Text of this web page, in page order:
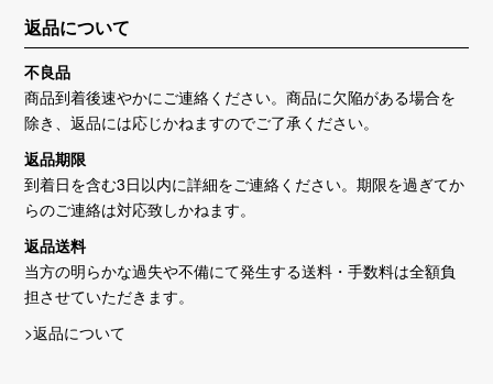
返品について
不良品
商品到着後速やかにご連絡ください。商品に欠陥がある場合を
除き、返品には応じかねますのでご了承ください。
返品期限
到着日を含む3日以内に詳細をご連絡ください。期限を過ぎてか
らのご連絡は対応致しかねます。
返品送料
当方の明らかな過失や不備にて発生する送料・手数料は全額負
担させていただきます。
>返品について